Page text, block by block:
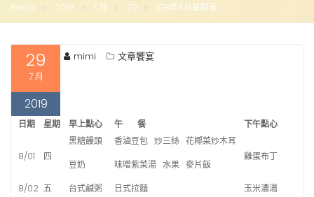
Home 2019 7 月 29 108年8月餐點表
29
7 月
2019
mimi 文章饗宴
日期 星期 早上點心 午 餐 下午點心
8/01 四
黑糖饅頭
豆奶
香滷豆包 炒三絲 花椰菜炒木耳
味噌紫菜湯 水果 麥片飯
雞蛋布丁
8/02 五 台式鹹粥 日式拉麵 玉米濃湯